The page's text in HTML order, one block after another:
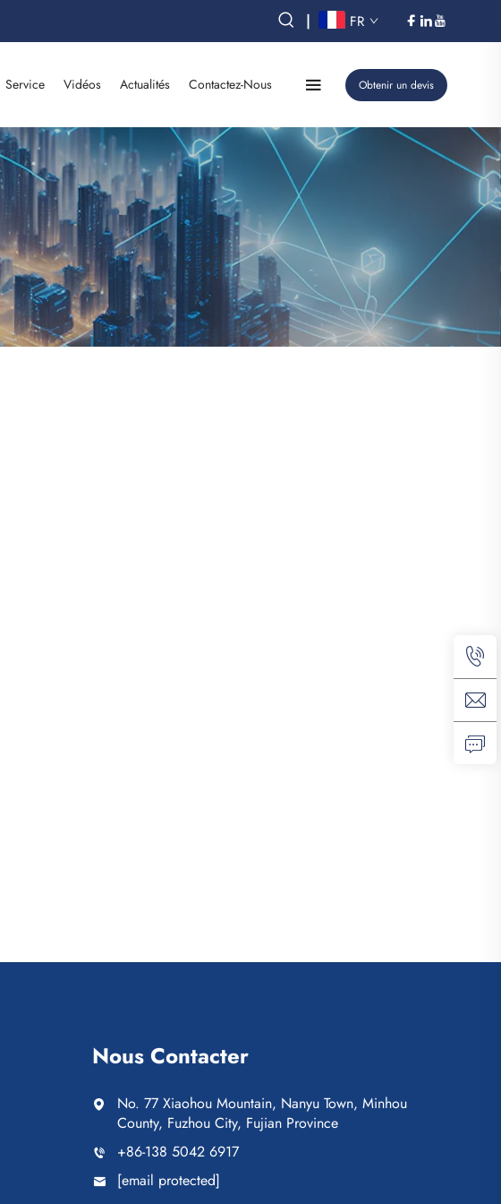
| FR
Service Vidéos Actualités Contactez-Nous Obtenir un devis
Nous Contacter
No. 77 Xiaohou Mountain, Nanyu Town, Minhou
County, Fuzhou City, Fujian Province
+86-138 5042 6917
[email protected]